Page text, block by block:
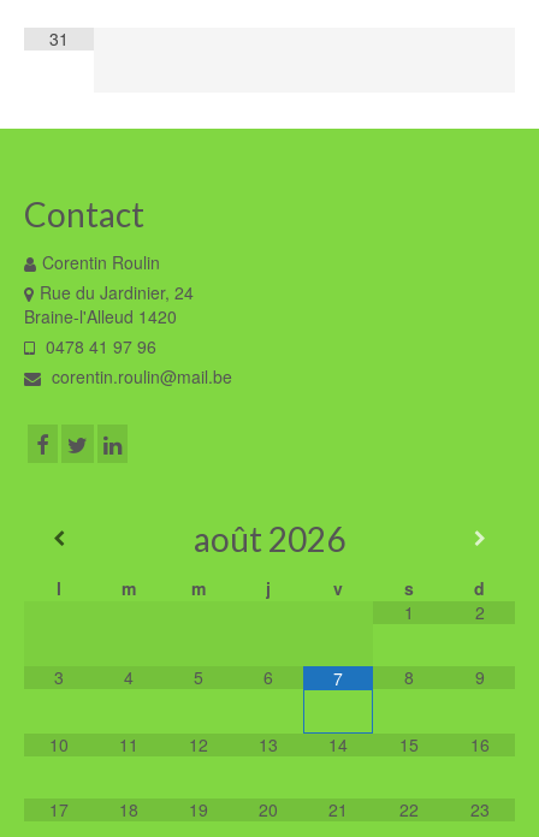
31
Contact
Corentin Roulin
Rue du Jardinier, 24
Braine-l'Alleud 1420
0478 41 97 96
corentin.roulin@mail.be
août 2026
l m m j v s
d
1
2
3 4 5 6 7 8 9
10 11 12 13 14 15 16
17 18 19 20 21 22 23